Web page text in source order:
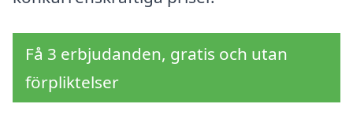
Få 3 erbjudanden, gratis och utan
förpliktelser